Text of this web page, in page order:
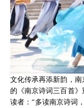
文化传承再添新韵，
的《南京诗词三百首
读者：“多读南京诗词